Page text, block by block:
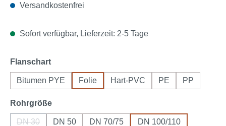
Versandkostenfrei
Sofort verfügbar, Lieferzeit: 2-5 Tage
Flanschartauswählen
Bitumen PYE Folie Hart-PVC PE PP
Rohrgrößeauswählen
DN 30 DN 50 DN 70/75
DN 100/110